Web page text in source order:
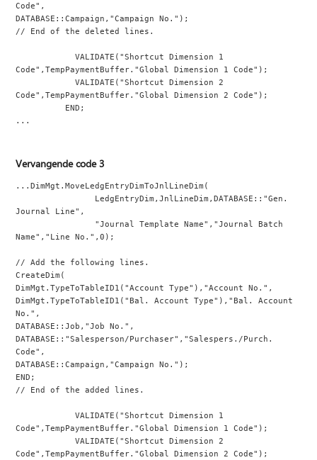
Code",
DATABASE::Campaign,"Campaign No.");
// End of the deleted lines.
            VALIDATE("Shortcut Dimension 1
Code",TempPaymentBuffer."Global Dimension 1 Code");
            VALIDATE("Shortcut Dimension 2
Code",TempPaymentBuffer."Global Dimension 2 Code");
          END;
...
Vervangende code 3
...DimMgt.MoveLedgEntryDimToJnlLineDim(
Journal Line",
Name","Line No.",0);
// Add the following lines.
CreateDim(
DimMgt.TypeToTableID1("Account Type"),"Account No.",
DimMgt.TypeToTableID1("Bal. Account Type"),"Bal. Account
No.",
DATABASE::Job,"Job No.",
DATABASE::"Salesperson/Purchaser","Salespers./Purch.
Code",
DATABASE::Campaign,"Campaign No.");
END;
// End of the added lines.
            VALIDATE("Shortcut Dimension 1
Code",TempPaymentBuffer."Global Dimension 1 Code");
            VALIDATE("Shortcut Dimension 2
Code",TempPaymentBuffer."Global Dimension 2 Code");